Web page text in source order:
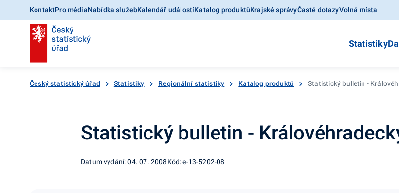
KontaktPro médiaNabídka služebKalendář událostíKatalog produktůKrajské správyČasté dotazyVolná místa
Statistiky
Český statistický úřad Statistiky Regionální statistiky Katalog produktů Statistický bulletin -
Statistický bulletin -
Datum vydání: 04. 07. 2008Kód: e-13-5202-08